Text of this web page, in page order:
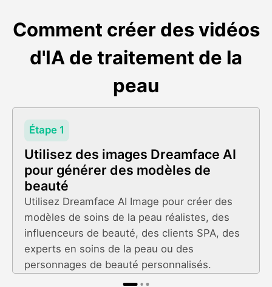
Comment créer des vidéos
d'IA de traitement de la
peau
Étape 1
Utilisez des images Dreamface AI
pour générer des modèles de
beauté
Utilisez Dreamface AI Image pour créer des
modèles de soins de la peau réalistes, des
influenceurs de beauté, des clients SPA, des
experts en soins de la peau ou des
personnages de beauté personnalisés.